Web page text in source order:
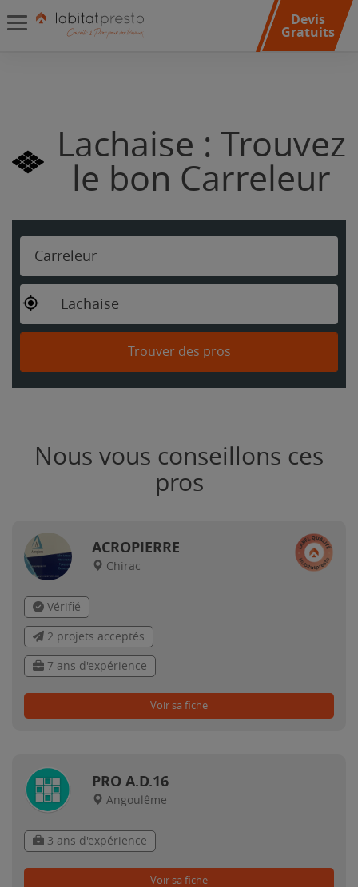
Devis
Gratuits
Lachaise : Trouvez
le bon Carreleur
Carreleur
Lachaise
Trouver des pros
Nous vous conseillons ces
pros
ACROPIERRE
Chirac
Vérifié
2 projets acceptés
7 ans d'expérience
Voir sa fiche
PRO A.D.16
Angoulême
3 ans d'expérience
Voir sa fiche